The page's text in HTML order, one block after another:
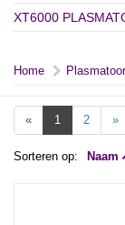
XT6000
Home
« 1 2 »
Sorteren op: Naam